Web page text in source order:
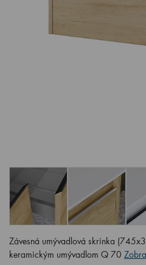
Závesná umývadlová skrinka
keramickým umývadlom Q 70